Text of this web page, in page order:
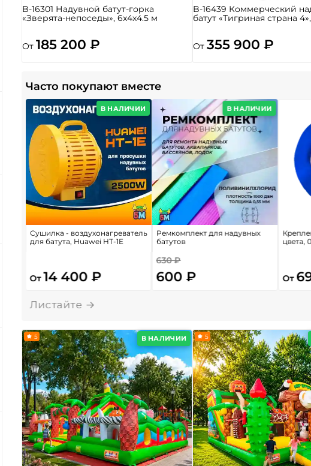
B-16301 Надувной батут-горка
«Зверята-непоседы», 6x4x4.5 м
От 185 200 ₽
B-16439 Коммерческий
батут «Тигриная страна
От 355 900 ₽
Часто покупают вместе
В НАЛИЧИИ
Сушилка - воздухонагреватель
для батута, Huawei HT-1E
От 14 400 ₽
В НАЛИЧИИ
Ремкомплект для надувных
батутов
630 ₽
600 ₽
цвета,
От
В НАЛИЧИИ
5 5